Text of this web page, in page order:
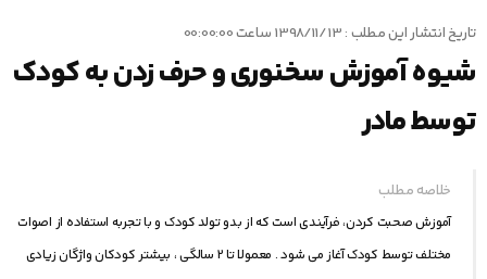
تاریخ انتشار این مطلب : 1398/11/13 ساعت 00:00:00
شیوه آموزش سخنوری و حرف زدن به کودک
توسط مادر
خلاصه مطلب
آموزش صحبت کردن، فرآیندی است که از بدو تولد کودک و با تجربه استفاده از اصوات
مختلف توسط کودک آغاز می ‎شود . معمولا تا 2 سالگی ، بیشتر کودکان واژگان زیادی